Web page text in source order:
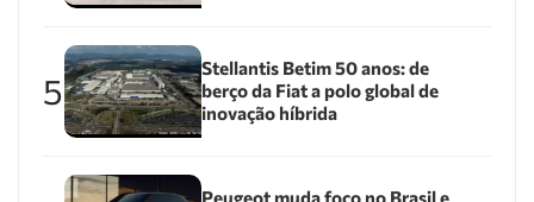
5
Stellantis Betim 50 anos: de
berço da Fiat a polo global de
inovação híbrida
Peugeot muda foco no Brasil e